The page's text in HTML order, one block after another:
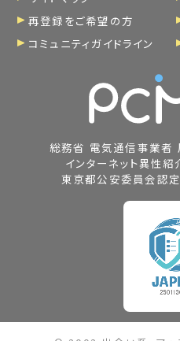
再登録をご希望の方
コミュニティガイドライン
総務省 電気通信事業者
インターネット異性
東京都公安委員会認